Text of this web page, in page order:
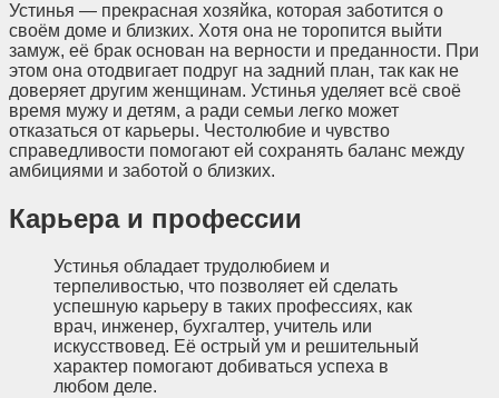
Устинья — прекрасная хозяйка, которая заботится о
своём доме и близких. Хотя она не торопится выйти
замуж, её брак основан на верности и преданности. При
этом она отодвигает подруг на задний план, так как не
доверяет другим женщинам. Устинья уделяет всё своё
время мужу и детям, а ради семьи легко может
отказаться от карьеры. Честолюбие и чувство
справедливости помогают ей сохранять баланс между
амбициями и заботой о близких.
Карьера и профессии
Устинья обладает трудолюбием и
терпеливостью, что позволяет ей сделать
успешную карьеру в таких профессиях, как
врач, инженер, бухгалтер, учитель или
искусствовед. Её острый ум и решительный
характер помогают добиваться успеха в
любом деле.